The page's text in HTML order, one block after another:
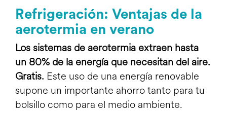
Refrigeración: Ventajas de la
aerotermia en verano
Los sistemas de aerotermia extraen hasta
un 80% de la energía que necesitan del aire.
Gratis. Este uso de una energía renovable
supone un importante ahorro tanto para tu
bolsillo como para el medio ambiente.